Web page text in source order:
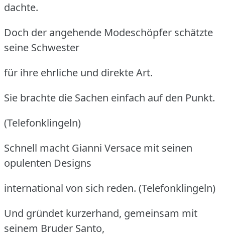
dachte.
Doch der angehende Modeschöpfer schätzte
seine Schwester
für ihre ehrliche und direkte Art.
Sie brachte die Sachen einfach auf den Punkt.
(Telefonklingeln)
Schnell macht Gianni Versace mit seinen
opulenten Designs
international von sich reden. (Telefonklingeln)
Und gründet kurzerhand, gemeinsam mit
seinem Bruder Santo,